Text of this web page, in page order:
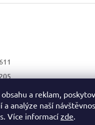
a reklam,
a analýze naší
Více informací zde.